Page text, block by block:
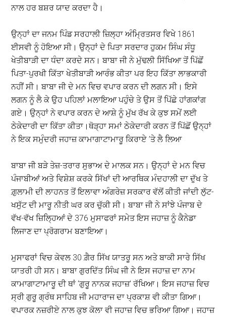
ਨਾਲ ਹਰ ਬਸ਼ਰ ਯਾਦ ਕਰਦਾ ਹੈ।
ਉਨ੍ਹਾਂ ਦਾ ਜਨਮ ਪਿੰਡ ਸਰਹਾਲੀ ਜ਼ਿਲ੍ਹਾ ਅੰਮ੍ਰਿਤਸਰ ਵਿਖੇ 1861
ਈਸਵੀ ਨੂੰ ਹੋਇਆ ਸੀ। ਉਨ੍ਹਾਂ ਦੇ ਪਿਤਾ ਸਰਦਾਰ ਹੁਕਮ ਸਿੰਘ ਸੰਧੂ
ਖੇਤੀਬਾੜੀ ਦਾ ਧੰਦਾ ਕਰਦੇ ਸਨ। ਬਾਬਾ ਜੀ ਨੇ ਮੁੱਢਲੀ ਸਿੱਖਿਆ ਤੋਂ ਪਿੱਛੋਂ
ਪਿਤਾ-ਪੁਰਖੀ ਕਿੱਤਾ ਖੇਤੀਬਾੜੀ ਆਰੰਭ ਕੀਤਾ ਪਰ ਇਹ ਕਿੱਤਾ ਲਾਭਕਾਰੀ
ਨਹੀਂ ਸੀ। ਬਾਬਾ ਜੀ ਦੇ ਮਨ ਵਿਚ ਵਪਾਰ ਕਰਨ ਦੀ ਲਗਨ ਸੀ। ਇਸੇ
ਲਗਨ ਨੂੰ ਲੈ ਕੇ ਉਹ ਪਹਿਲਾਂ ਮਲਾਇਆ ਪਹੁੰਚੇ ਤੇ ਉਸ ਤੋਂ ਪਿੱਛੇ ਹਾਂਗਕਾਂਗ
ਗਏ। ਉਨ੍ਹਾਂ ਨੇ ਵਪਾਰ ਕਰਨ ਦੇ ਆਸ਼ੇ ਨੂੰ ਮੁੱਖ ਰੱਖ ਕੇ ਕੁਝ ਸਮੇਂ ਲਈ
ਠੇਕੇਦਾਰੀ ਦਾ ਕਿੱਤਾ ਕੀਤਾ।ਥੋੜ੍ਹਾ ਸਮਾਂ ਠੇਕੇਦਾਰੀ ਕਰਨ ਤੋਂ ਪਿੱਛੋਂ ਉਨ੍ਹਾਂ
ਨੇ ਇਕ ਸਮੁੰਦਰੀ ਜਹਾਜ਼ ਕਾਮਾਗਾਟਾਮਾਰੂ ਕਿਰਾਏ ’ਤੇ ਲੈ ਲਿਆ
ਬਾਬਾ ਜੀ ਬੜੇ ਤੇਜ਼-ਤਰਾਰ ਸੁਭਾਅ ਦੇ ਮਾਲਕ ਸਨ। ਉਨ੍ਹਾਂ ਦੇ ਮਨ ਵਿਚ
ਪੰਜਾਬੀਆਂ ਅਤੇ ਵਿਸ਼ੇਸ਼ ਕਰਕੇ ਸਿੱਖਾਂ ਦੀ ਆਰਥਿਕ ਮੰਦਹਾਲੀ ਦਾ ਦੁੱਖ ਤੇ
ਗ਼ੁਲਾਮੀ ਦੀ ਲਾਹਨਤ ਤੋਂ ਇਲਾਵਾ ਅੰਗਰੇਜ਼ ਸਰਕਾਰ ਵੱਲੋਂ ਕੀਤੀ ਜਾਂਦੀ ਲੁੱਟ-
ਖਸੁੱਟ ਦੀ ਮਾਰੂ ਨੀਤੀ ਘਰ ਕਰ ਚੁੱਕੀ ਸੀ। ਬਾਬਾ ਜੀ ਨੇ ਸਾਂਝੇ ਪੰਜਾਬ ਦੇ
ਵੱਖ-ਵੱਖ ਜ਼ਿਲ੍ਹਿਆਂ ਦੇ 376 ਮੁਸਾਫਰਾਂ ਸਮੇਤ ਇਸ ਜਹਾਜ਼ ਨੂੰ ਕੈਨੇਡਾ
ਲਿਜਾਣ ਦਾ ਪ੍ਰੋਗਰਾਮ ਬਣਾਇਆ।
ਮੁਸਾਫਰਾਂ ਵਿਚ ਕੇਵਲ 30 ਗ਼ੈਰ ਸਿੱਖ ਯਾਤਰੂ ਸਨ ਅਤੇ ਬਾਕੀ ਸਾਰੇ ਸਿੱਖ
ਯਾਤਰੀ ਹੀ ਸਨ। ਬਾਬਾ ਗੁਰਦਿੱਤ ਸਿੰਘ ਜੀ ਨੇ ਇਸ ਜਹਾਜ਼ ਦਾ ਨਾਮ
ਕਾਮਾਗਾਟਾਮਾਰੂ ਦੀ ਥਾਂ ‘ਗੁਰੂ ਨਾਨਕ ਜਹਾਜ਼’ ਰੱਖਿਆ। ਇਸ ਜਹਾਜ਼ ਵਿਚ
ਸ੍ਰੀ ਗੁਰੂ ਗ੍ਰੰਥ ਸਾਹਿਬ ਜੀ ਮਹਾਰਾਜ ਦਾ ਪ੍ਰਕਾਸ਼ ਵੀ ਕੀਤਾ ਗਿਆ।
ਵਪਾਰਕ ਨਜ਼ਰੀਏ ਨਾਲ ਕੁਝ ਕੋਲਾ ਵੀ ਜਹਾਜ਼ ਵਿਚ ਭਰਿਆ ਗਿਆ। ਜਹਾਜ਼